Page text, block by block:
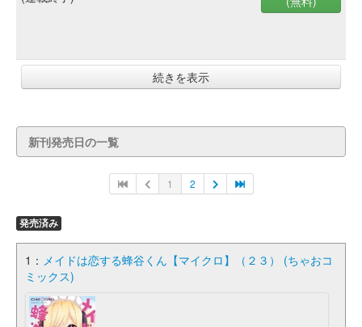
続きを表示
新刊発売日の一覧
1 2
発売済み
1： メイドは恋する蜂谷くん【マイクロ】（２３） (ちゃおコ
ミックス)